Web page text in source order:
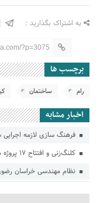
به اشتراک بگذارید :
?p=3075
برچسب ها
رام ساختمان
اخبار مشابه
فرهنگ سازی لازمه
کلنگ‌زنی و افتتاح ۱۷ پروژه در شهر جدید بینالود
نظام مهندسی خراسان